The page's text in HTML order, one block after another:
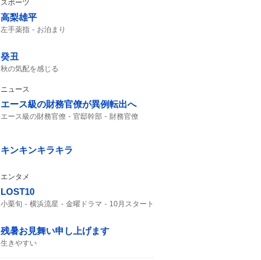
スポーツ
高梨雄平
左手薬指 お泊まり
癸丑
秋の気配を感じる
ニュース
エース級の財務官僚が異例転出へ
エース級の財務官僚 官邸幹部 財務官僚
キンキンキラキラ
エンタメ
LOST10
小栗旬 横浜流星 金曜ドラマ
10月スタート
残暑お見舞い申し上げます
生きやすい